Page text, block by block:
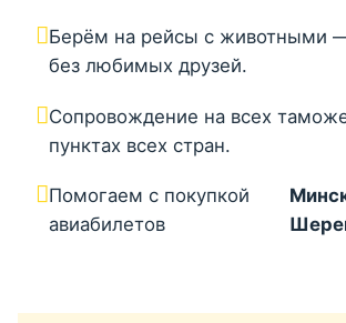
Берём на рейсы с животными
без любимых друзей.
Сопровождение на всех
пунктах всех стран.
Помогаем с покупкой
авиабилетов